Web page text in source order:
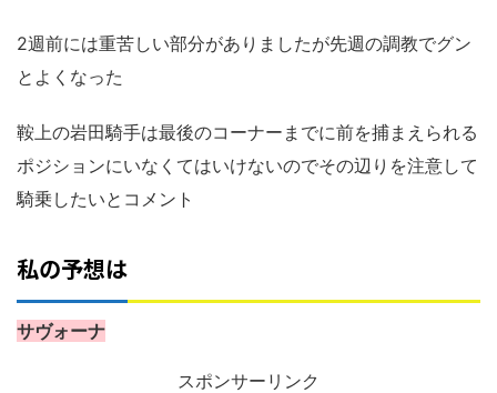
2週前には重苦しい部分がありましたが先週の調教でグン
とよくなった
鞍上の岩田騎手は最後のコーナーまでに前を捕まえられる
ポジションにいなくてはいけないのでその辺りを注意して
騎乗したいとコメント
私の予想は
サヴォーナ
スポンサーリンク